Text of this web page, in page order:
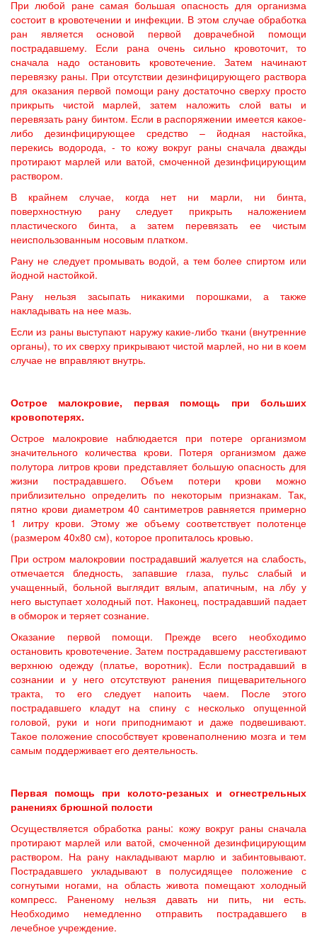
При любой ране самая большая опасность для организма
состоит в кровотечении и инфекции. В этом случае обработка
ран является основой первой доврачебной помощи
пострадавшему. Если рана очень сильно кровоточит, то
сначала надо остановить кровотечение. Затем начинают
перевязку раны. При отсутствии дезинфицирующего раствора
для оказания первой помощи рану достаточно сверху просто
прикрыть чистой марлей, затем наложить слой ваты и
перевязать рану бинтом. Если в распоряжении имеется какое-
либо дезинфицирующее средство – йодная настойка,
перекись водорода, - то кожу вокруг раны сначала дважды
протирают марлей или ватой, смоченной дезинфицирующим
раствором.
В крайнем случае, когда нет ни марли, ни бинта,
поверхностную рану следует прикрыть наложением
пластического бинта, а затем перевязать ее чистым
неиспользованным носовым платком.
Рану не следует промывать водой, а тем более спиртом или
йодной настойкой.
Рану нельзя засыпать никакими порошками, а также
накладывать на нее мазь.
Если из раны выступают наружу какие-либо ткани (внутренние
органы), то их сверху прикрывают чистой марлей, но ни в коем
случае не вправляют внутрь.
Острое малокровие, первая помощь при больших
кровопотерях.
Острое малокровие наблюдается при потере организмом
значительного количества крови. Потеря организмом даже
полутора литров крови представляет большую опасность для
жизни пострадавшего. Объем потери крови можно
приблизительно определить по некоторым признакам. Так,
пятно крови диаметром 40 сантиметров равняется примерно
1 литру крови. Этому же объему соответствует полотенце
(размером 40х80 см), которое пропиталось кровью.
При остром малокровии пострадавший жалуется на слабость,
отмечается бледность, запавшие глаза, пульс слабый и
учащенный, больной выглядит вялым, апатичным, на лбу у
него выступает холодный пот. Наконец, пострадавший падает
в обморок и теряет сознание.
Оказание первой помощи. Прежде всего необходимо
остановить кровотечение. Затем пострадавшему расстегивают
верхнюю одежду (платье, воротник). Если пострадавший в
сознании и у него отсутствуют ранения пищеварительного
тракта, то его следует напоить чаем. После этого
пострадавшего кладут на спину с несколько опущенной
головой, руки и ноги приподнимают и даже подвешивают.
Такое положение способствует кровенаполнению мозга и тем
самым поддерживает его деятельность.
Первая помощь при колото-резаных и огнестрельных
ранениях брюшной полости
Осуществляется обработка раны: кожу вокруг раны сначала
протирают марлей или ватой, смоченной дезинфицирующим
раствором. На рану накладывают марлю и забинтовывают.
Пострадавшего укладывают в полусидящее положение с
согнутыми ногами, на область живота помещают холодный
компресс. Раненому нельзя давать ни пить, ни есть.
Необходимо немедленно отправить пострадавшего в
лечебное учреждение.